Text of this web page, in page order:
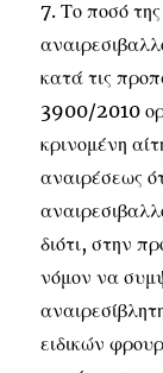
7. Το ποσό
κατά τις
3900/2010
κρινομένη
αναιρέσεως
διότι, στην
νόμον να
ειδικών